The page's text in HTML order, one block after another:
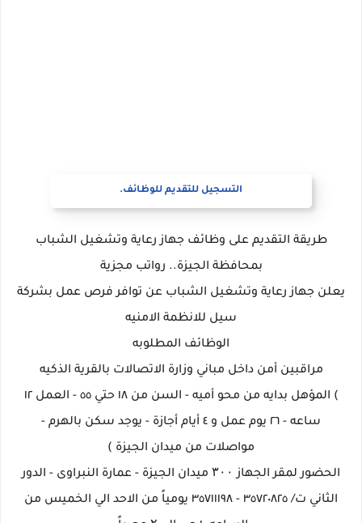
التسجيل للتقديم للوظائف.
طريقة التقديم على وظائف جهاز رعاية وتشغيل الشباب
بمحافظة الجيزة.. رواتب مجزية
يعلن جهاز رعاية وتشغيل الشباب عن توافر فرص عمل بشركة
سيل للانظمة الامنيه
الوظائف المطلوبه
مراقبين أمن داخل مباني وزارة الاتصالات بالقرية الذكيه
) المؤهل بدايه من محو أميه - السن من ١٨ حتي ٥٥ - العمل ١٢
ساعه - ٢٦ يوم عمل و ٤ أيام أجازة - يوجد سكن بالهرم -
مواصلات من ميدان الجيزة )
الحضور لمقر الجهاز ۳۰۰ ميدان الجيزة - عمارة النبراوى - الدور
الثاني ت/ ٣٥٧٢٠٨٢٥ - ٣٥٧١١١٩٨ يومياً من الاحد الي الخميس من